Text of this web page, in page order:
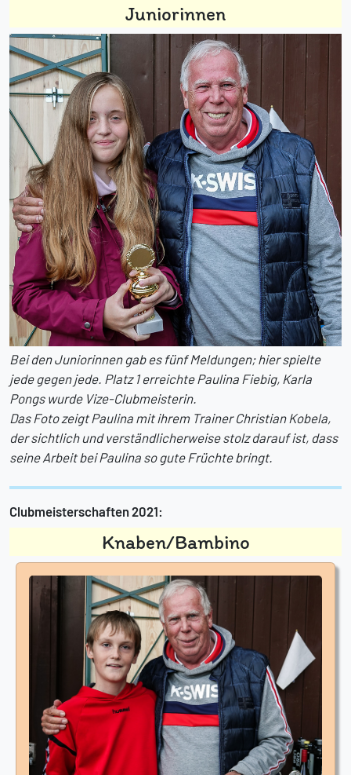
Juniorinnen
Bei den Juniorinnen gab es fünf Meldungen; hier spielte
jede gegen jede. Platz 1 erreichte Paulina Fiebig, Karla
Pongs wurde Vize-Clubmeisterin.
Das Foto zeigt Paulina mit ihrem Trainer Christian Kobela,
der sichtlich und verständlicherweise stolz darauf ist, dass
seine Arbeit bei Paulina so gute Früchte bringt.
Clubmeisterschaften 2021:
Knaben/Bambino